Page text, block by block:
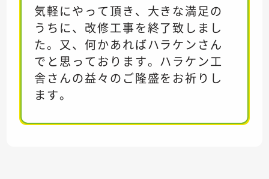
気軽にやって頂き、大きな満足の
うちに、改修工事を終了致しまし
た。又、何かあればハラケンさん
でと思っております。ハラケン工
舎さんの益々のご隆盛をお祈りし
ます。